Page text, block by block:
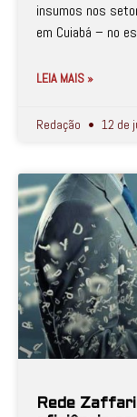
insumos nos
em Cuiabá – no
LEIA MAIS »
Redação 12 de
Rede